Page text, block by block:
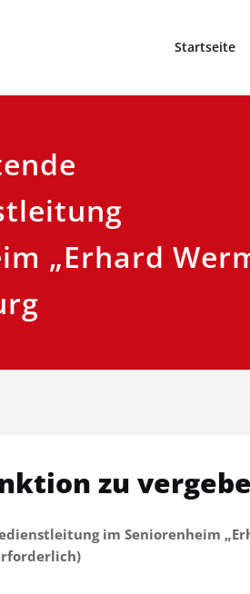
ASB Startseite
„Erhard
zu
im Seniorenheim